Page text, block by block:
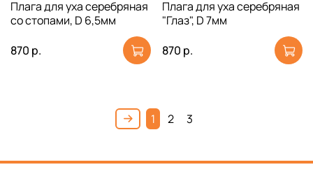
Плага для уха серебряная
со стопами, D 6,5мм
870 р.
Плага для уха серебряная
"Глаз", D 7мм
870 р.
1 2 3